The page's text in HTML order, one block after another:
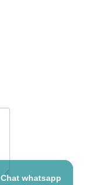
Chat whatsapp